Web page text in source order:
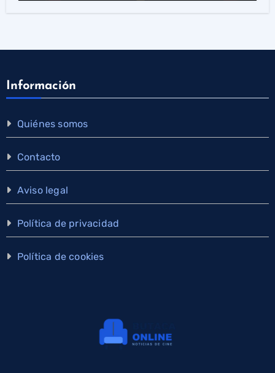
Información
Quiénes somos
Contacto
Aviso legal
Política de privacidad
Política de cookies